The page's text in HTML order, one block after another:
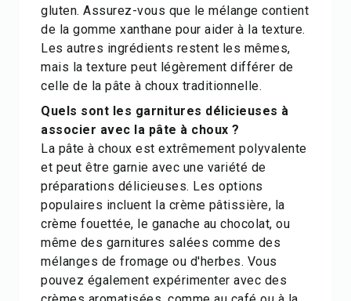
gluten. Assurez-vous que le mélange contient
de la gomme xanthane pour aider à la texture.
Les autres ingrédients restent les mêmes,
mais la texture peut légèrement différer de
celle de la pâte à choux traditionnelle.
Quels sont les garnitures délicieuses à
associer avec la pâte à choux ?
La pâte à choux est extrêmement polyvalente
et peut être garnie avec une variété de
préparations délicieuses. Les options
populaires incluent la crème pâtissière, la
crème fouettée, le ganache au chocolat, ou
même des garnitures salées comme des
mélanges de fromage ou d'herbes. Vous
pouvez également expérimenter avec des